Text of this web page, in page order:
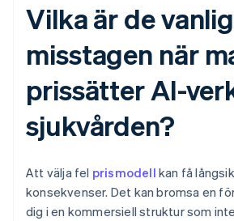
Vilka är de
misstagen när
prissätter AI-
sjukvården?
Att välja fel prismodell kan få
konsekvenser. Det kan bromsa en
dig i en kommersiell struktur som